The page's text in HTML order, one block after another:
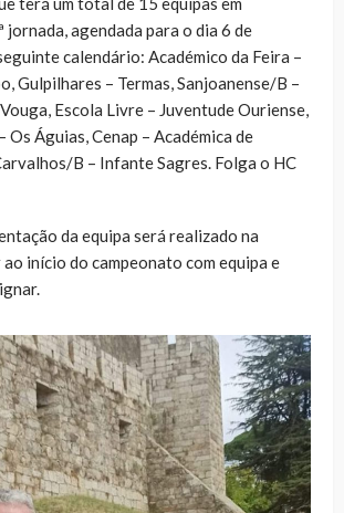
jornada, agendada para o dia 6 de
calendário: Académico da Feira –
Gulpilhares – Termas, Sanjoanense/B –
Escola Livre – Juventude Ouriense,
Os Águias, Cenap – Académica de
B – Infante Sagres. Folga o HC
da equipa será realizado na
início do campeonato com equipa e